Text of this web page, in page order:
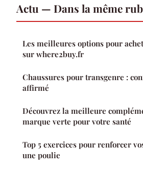
Actu — Dans la même
Les meilleures options pour
sur where2buy.fr
Chaussures pour transgenre :
affirmé
Découvrez la meilleure
marque verte pour votre santé
Top 5 exercices pour renforcer
une poulie